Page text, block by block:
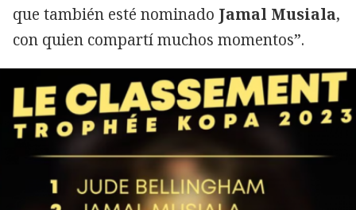
que también esté nominado Jamal Musiala,
con quien compartí muchos momentos”.